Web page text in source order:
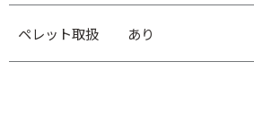
ペレット取扱 あり